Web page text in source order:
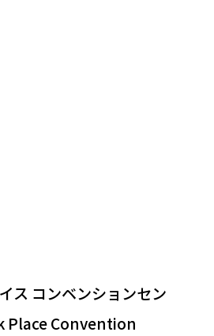
ス コンベンションセン
Place Convention